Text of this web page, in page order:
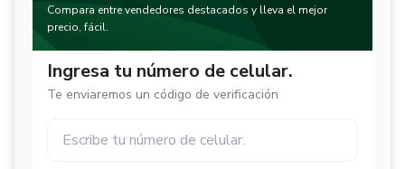
Compara entre vendedores destacados y lleva el mejor
precio, fácil.
Ingresa tu número de celular.
Te enviaremos un código de verificación